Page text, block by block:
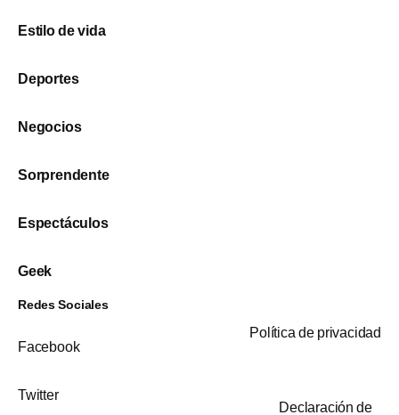
Estilo de vida
Deportes
Negocios
Sorprendente
Espectáculos
Geek
Redes Sociales
Facebook
Twitter
Política de privacidad
Declaración de